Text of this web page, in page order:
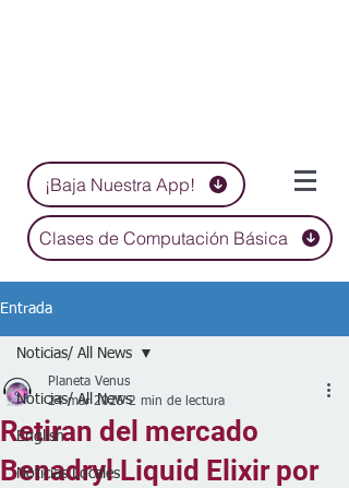
¡Baja Nuestra App!
Clases de Computación Básica
Entrada
Noticias/ All News
English
Noticias Locales
Noticias/ All News
Retiran del mercado
Benadryl Liquid Elixir por
Planeta Venus
24 mar 2025 2 min de lectura